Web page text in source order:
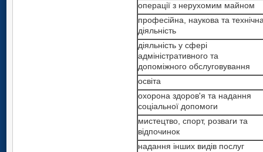
операції з нерухомим майном
професійна, наукова та
діяльність
діяльність у сфері
адміністративного та
допоміжного обслуговування
освіта
охорона здоров'я та надання
соціальної допомоги
мистецтво, спорт, розваги та
відпочинок
надання інших видів послуг